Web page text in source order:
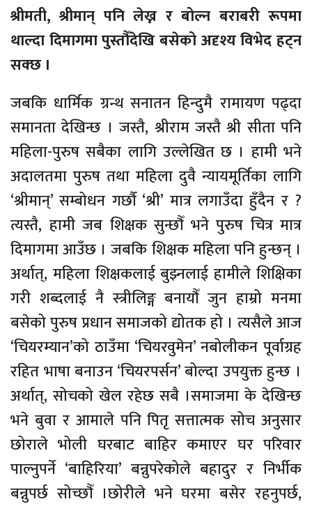
श्रीमती, श्रीमान् पनि लेख्न र बोल्न बराबरी रूपमा
थाल्दा दिमागमा पुस्तौँदेखि बसेको अदृश्य विभेद हट्न
सक्छ ।
जबकि धार्मिक ग्रन्थ सनातन हिन्दुमै रामायण पढ्दा
समानता देखिन्छ । जस्तै, श्रीराम जस्तै श्री सीता पनि
महिला-पुरुष सबैका लागि उल्लेखित छ । हामी भने
अदालतमा पुरुष तथा महिला दुवै न्यायमूर्तिका लागि
‘श्रीमान्’ सम्बोधन गर्छौ ‘श्री’ मात्र लगाउँदा हुँदैन र ?
त्यस्तै, हामी जब शिक्षक सुन्छौँ भने पुरुष चित्र मात्र
दिमागमा आउँछ । जबकि शिक्षक महिला पनि हुन्छन् ।
अर्थात्, महिला शिक्षकलाई बुझ्नलाई हामीले शिक्षिका
गरी शब्दलाई नै स्त्रीलिङ्ग बनायौँ जुन हाम्रो मनमा
बसेको पुरुष प्रधान समाजको द्योतक हो । त्यसैले आज
‘चियरम्यान’को ठाउँमा ‘चियरवुमेन’ नबोलीकन पूर्वाग्रह
रहित भाषा बनाउन ‘चियरपर्सन’ बोल्दा उपयुक्त हुन्छ ।
अर्थात्, सोचको खेल रहेछ सबै ।समाजमा के देखिन्छ
भने बुवा र आमाले पनि पितृ सत्तात्मक सोच अनुसार
छोराले भोली घरबाट बाहिर कमाएर घर परिवार
पाल्नुपर्ने ‘बाहिरिया’ बन्नुपरेकोले बहादुर र निर्भीक
बन्नुपर्छ सोच्छौँ ।छोरीले भने घरमा बसेर रहनुपर्छ,